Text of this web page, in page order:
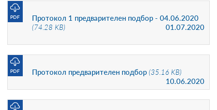
Протокол 1 предварителен подбор - 04.06.2020
(74.28 KB)
01.07.2020
PDF
Протокол предварителен подбор (35.16 KB)
10.06.2020
PDF